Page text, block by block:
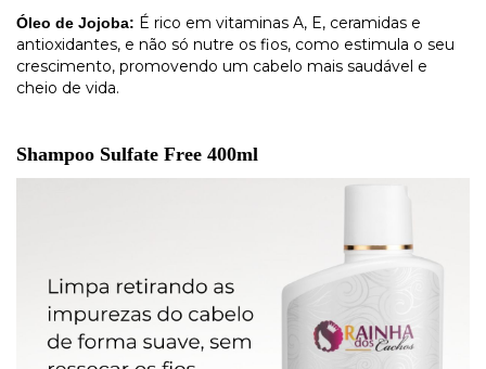
Óleo de Jojoba: É rico em vitaminas A, E, ceramidas e
antioxidantes, e não só nutre os fios, como estimula o seu
crescimento, promovendo um cabelo mais saudável e
cheio de vida.
Shampoo Sulfate Free 400ml